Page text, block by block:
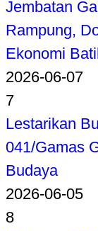
Jembatan
Rampung,
Ekonomi
2026-06-07
7
Lestarikan
041/Gamas
Budaya
2026-06-05
8